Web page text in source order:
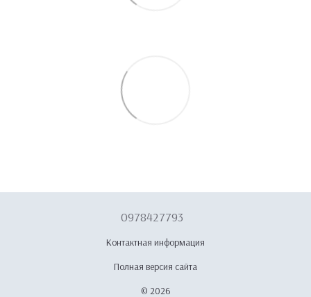
0978427793
Контактная информация
Полная версия сайта
© 2026